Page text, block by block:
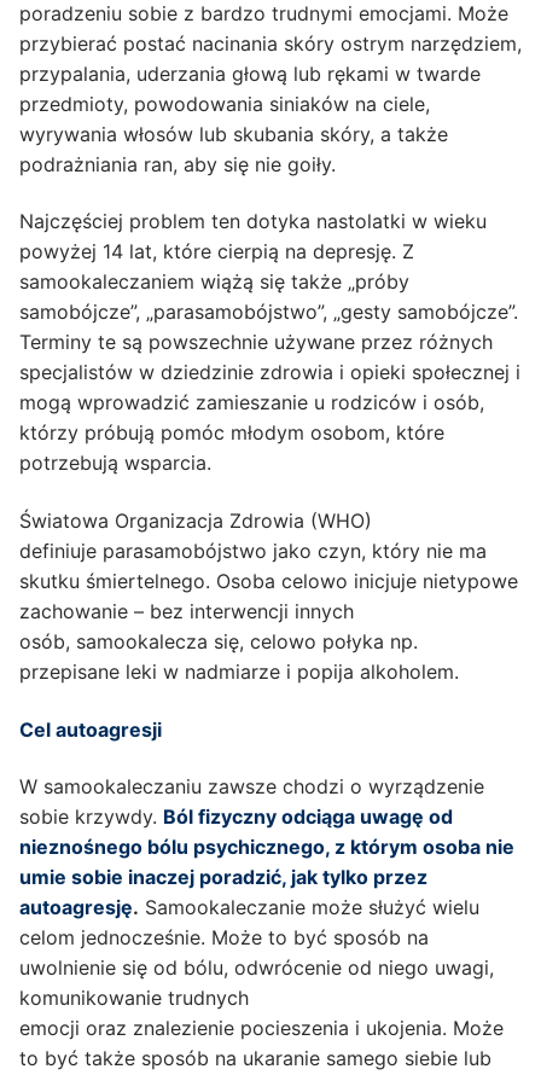
poradzeniu sobie z bardzo trudnymi emocjami. Może
przybierać postać nacinania skóry ostrym narzędziem,
przypalania, uderzania głową lub rękami w twarde
przedmioty, powodowania siniaków na ciele,
wyrywania włosów lub skubania skóry, a także
podrażniania ran, aby się nie goiły.
Najczęściej problem ten dotyka nastolatki w wieku
powyżej 14 lat, które cierpią na depresję. Z
samookaleczaniem wiążą się także „próby
samobójcze”, „parasamobójstwo”, „gesty samobójcze”.
Terminy te są powszechnie używane przez różnych
specjalistów w dziedzinie zdrowia i opieki społecznej i
mogą wprowadzić zamieszanie u rodziców i osób,
którzy próbują pomóc młodym osobom, które
potrzebują wsparcia.
Światowa Organizacja Zdrowia (WHO)
definiuje parasamobójstwo jako czyn, który nie ma
skutku śmiertelnego. Osoba celowo inicjuje nietypowe
zachowanie – bez interwencji innych
osób, samookalecza się, celowo połyka np.
przepisane leki w nadmiarze i popija alkoholem.
Cel autoagresji
W samookaleczaniu zawsze chodzi o wyrządzenie
sobie krzywdy. Ból fizyczny odciąga uwagę od
nieznośnego bólu psychicznego, z którym osoba nie
umie sobie inaczej poradzić, jak tylko przez
autoagresję. Samookaleczanie może służyć wielu
celom jednocześnie. Może to być sposób na
uwolnienie się od bólu, odwrócenie od niego uwagi,
komunikowanie trudnych
emocji oraz znalezienie pocieszenia i ukojenia. Może
to być także sposób na ukaranie samego siebie lub